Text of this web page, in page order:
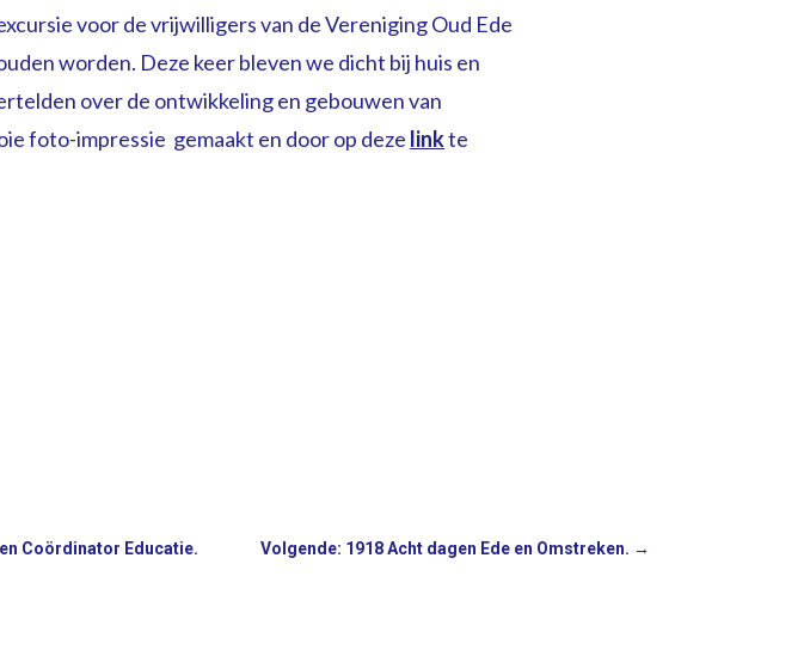
voor de vrijwilligers van de Vereniging Oud Ede
worden. Deze keer bleven we dicht bij huis en
over de ontwikkeling en gebouwen van
foto-impressie gemaakt en door op deze linkte
Coördinator Educatie. Volgende: 1918 Acht dagen Ede en Omstreken. →